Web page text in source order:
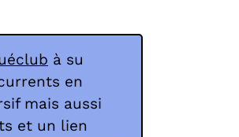
à su
en
mais aussi
et un lien